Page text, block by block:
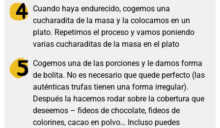
Cuando haya endurecido, cogemos una
cucharadita de la masa y la colocamos en un
plato. Repetimos el proceso y vamos poniendo
varias cucharaditas de la masa en el plato
Cogemos una de las porciones y le damos forma
de bolita. No es necesario que quede perfecto (las
auténticas trufas tienen una forma irregular).
Después la hacemos rodar sobre la cobertura que
deseemos – fideos de chocolate, fideos de
colorines, cacao en polvo… Incluso puedes